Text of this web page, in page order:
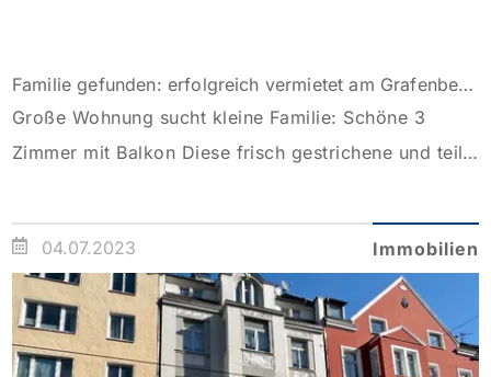
Familie gefunden: erfolgreich vermietet am Grafenberger Wald!
Große Wohnung sucht kleine Familie: Schöne 3
Zimmer mit Balkon Diese frisch gestrichene und teils
Waldes sucht nach einer netten kleinen Familie oder
allen die es noch werden wollen. Fühlen Sie sich
angesprochen? Dann betreten Sie Ihr neues Zuhause
über eine geräumige Diele, von der alle
Räumlichkeiten abgehen. […]
04.07.2023 Immobilien